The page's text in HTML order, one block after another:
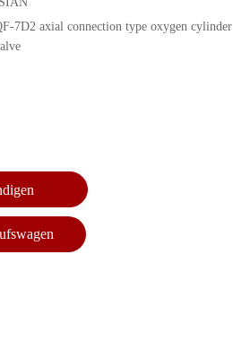
7D2 axial connection type oxygen cylinder